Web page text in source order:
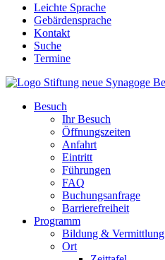
Leichte Sprache
Gebärdensprache
Kontakt
Suche
Termine
Besuch
Ihr Besuch
Öffnungszeiten
Anfahrt
Eintritt
Führungen
FAQ
Buchungsanfrage
Barrierefreiheit
Programm
Bildung & Vermittlung
Ort